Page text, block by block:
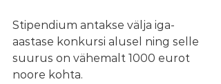
Stipendium antakse välja iga-
aastase konkursi alusel ning selle
suurus on vähemalt 1000 eurot
noore kohta.